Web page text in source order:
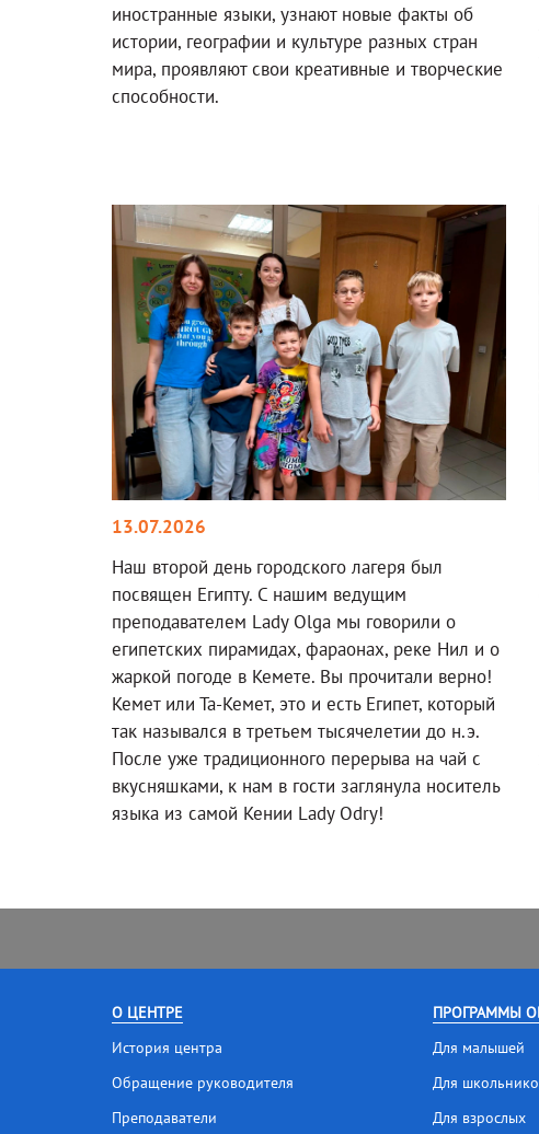
иностранные языки, узнают новые факты об
истории, географии и культуре разных стран
мира, проявляют свои креативные и творческие
способности.
13.07.2026
Наш второй день городского лагеря был
посвящен Египту. С нашим ведущим
преподавателем Lady Olga мы говорили о
египетских пирамидах, фараонах, реке Нил и о
жаркой погоде в Кемете. Вы прочитали верно!
Кемет или Та-Кемет, это и есть Египет, который
так назывался в третьем тысячелетии до н.э.
После уже традиционного перерыва на чай с
вкусняшками, к нам в гости заглянула носитель
языка из самой Кении Lady Odry!
О ЦЕНТРЕ
История центра
Обращение руководителя
Преподаватели
ПРОГРАММЫ
Для малышей
Для
Для взрослых